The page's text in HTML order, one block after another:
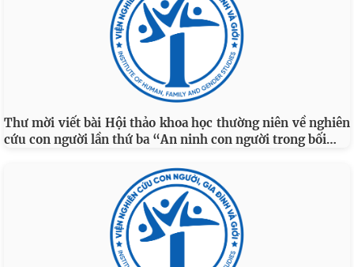
Thư mời viết bài Hội thảo khoa học thường niên về nghiên
cứu con người lần thứ ba “An ninh con người trong bối…